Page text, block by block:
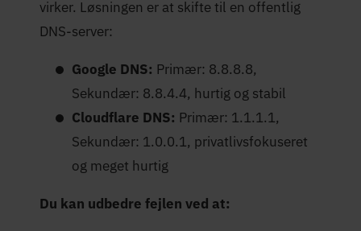
virker. Løsningen er at skifte til en offentlig
DNS-server:
Google DNS: Primær: 8.8.8.8,
Sekundær: 8.8.4.4, hurtig og stabil
Cloudflare DNS: Primær: 1.1.1.1,
Sekundær: 1.0.0.1, privatlivsfokuseret
og meget hurtig
Du kan udbedre fejlen ved at: